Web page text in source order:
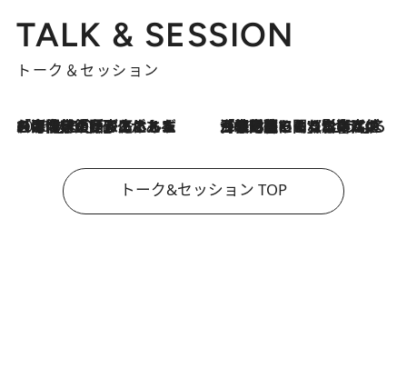
TALK & SESSION
トーク＆セッション
2026.8.3
「今後値上げがあるとすれば…」「リスクがあるのは今年の冬」エネルギー専門家が語る、ホルムズ海峡封鎖が家庭にもたらす“ある心配” 2026.8.3
「住宅建てられない…」「サーチャージ料の高値が続いている」ホルムズ海峡封鎖による影響はいつまで続く？《エネルギー専門家に聞く“どうなる日本の暮らし”》
トーク&セッション TOP